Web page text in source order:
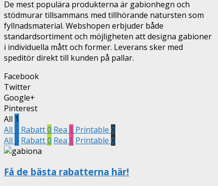
De mest populära produkterna är gabionhegn och
stödmurar tillsammans med tillhörande natursten som
fyllnadsmaterial. Webshopen erbjuder både
standardsortiment och möjligheten att designa gabioner
i individuella mått och former. Leverans sker med
speditör direkt till kunden på pallar.
Facebook
Twitter
Google+
Pinterest
All 1
All
Rabatt0 Rea 1 Printable 0
All
Rabatt0 Rea 1 Printable 0
Få de bästa rabatterna här!